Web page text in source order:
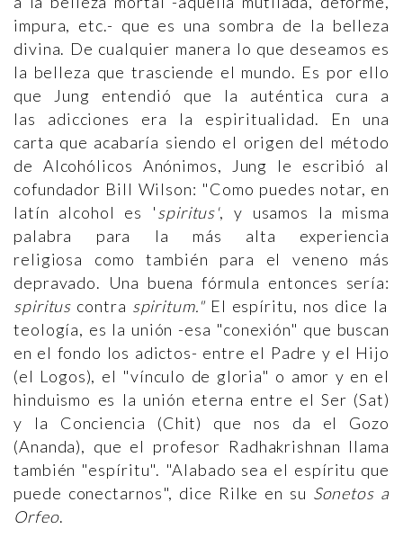
impura, etc.- que es una sombra de la belleza
divina. De cualquier manera lo que deseamos es
la belleza que trasciende el mundo. Es por ello
que Jung entendió que la auténtica cura a
las adicciones era la espiritualidad. En una
carta que acabaría siendo el origen del método
de Alcohólicos Anónimos, Jung le escribió al
cofundador Bill Wilson: "Como puedes notar, en
latín alcohol es 'spiritus', y usamos la misma
palabra para la más alta experiencia
religiosa como también para el veneno más
depravado. Una buena fórmula entonces sería:
spiritus contra spiritum."El espíritu, nos dice la
teología, es la unión -esa "conexión" que buscan
en el fondo los adictos- entre el Padre y el Hijo
(el Logos), el "vínculo de gloria" o amor y en el
hinduismo es la unión eterna entre el Ser (Sat)
y la Conciencia (Chit) que nos da el Gozo
(Ananda), que el profesor Radhakrishnan llama
también "espíritu". "Alabado sea el espíritu que
puede conectarnos", dice Rilke en su Sonetos a
Orfeo.